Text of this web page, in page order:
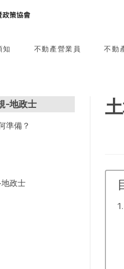
知 不動產營業員 不動
-地政士
準備？
政士